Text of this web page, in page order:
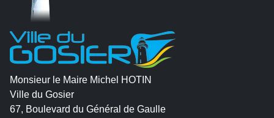
Monsieur le Maire Michel HOTIN
Ville du Gosier
67, Boulevard du Général de Gaulle